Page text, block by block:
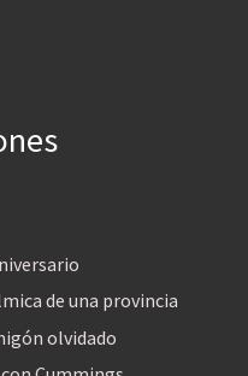
de una provincia
olvidado